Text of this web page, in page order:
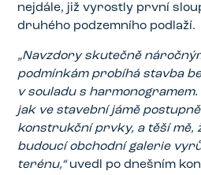
nejdále, již vyrostly první
druhého podzemního podlaží.
„Navzdory skutečně
podmínkám probíhá stavba
v souladu s
jak ve stavební jámě
konstrukční prvky, a těší mě,
budoucí obchodní galerie
terénu,“uvedl po dnešním